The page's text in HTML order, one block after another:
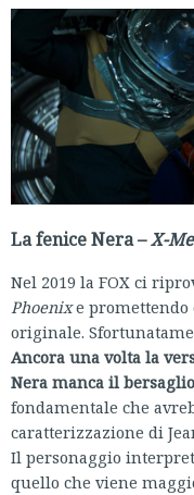
La fenice Nera –X-
Nel 2019 la FOX ci
Phoenixe promettendo
originale.
Ancora una volta la
Nera manca il bersaglio
fondamentale che
caratterizzazione di
Il personaggio
quello che viene